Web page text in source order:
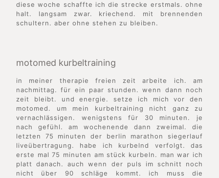
diese woche schaffte ich die strecke erstmals. ohne
halt. langsam zwar. kriechend. mit brennenden
schultern. aber ohne stehen zu bleiben.
motomed kurbeltraining
in meiner therapie freien zeit arbeite ich. am
nachmittag. für ein paar stunden. wenn dann noch
zeit bleibt. und energie. setze ich mich vor den
motomed. um mein kurbeltraining nicht ganz zu
vernachlässigen. wenigstens für 30 minuten. je
nach gefühl. am wochenende dann zweimal. die
letzten 75 minuten der berlin marathon siegerlauf
liveübertragung. habe ich kurbelnd verfolgt. das
erste mal 75 minuten am stück kurbeln. man war ich
platt danach. auch wenn der puls im schnitt noch
nicht über 90 schläge kommt. ich muss die